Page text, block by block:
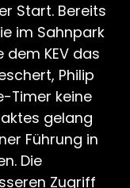
Start. Bereits
im Sahnpark
dem KEV das
Philip
Timer keine
gelang
Führung in
Die
Zugriff